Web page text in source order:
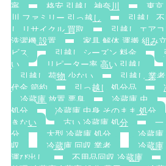
寧
格安 引越し 神奈川 東京
川 ファミリー 引っ越し
引越し
し リサイクル 買取
引越し エア
洗濯機 設置
家具 解体 運搬 組み
ビス
引越し シーズン 料金
い
リピーター率 高い 引越し
引越し 荷物 少ない
引越し 業
代金 節約
引っ越し 処分品
冷蔵庫 放置 悪臭
冷蔵庫 虫
処分
冷蔵庫 中身 そのまま 処分
きない
古い 冷蔵庫 処分
一
分
大型 冷蔵庫 処分
冷蔵庫
収
冷蔵庫 回収 業者 冷蔵庫
運び出し
不用品回収 冷蔵庫